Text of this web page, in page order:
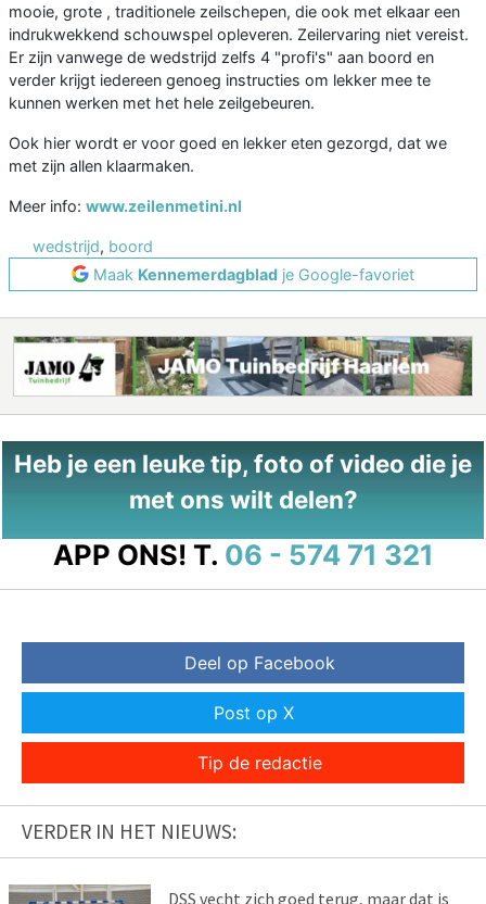
mooie, grote , traditionele zeilschepen, die ook met elkaar een
indrukwekkend schouwspel opleveren. Zeilervaring niet vereist.
Er zijn vanwege de wedstrijd zelfs 4 "profi's" aan boord en
verder krijgt iedereen genoeg instructies om lekker mee te
kunnen werken met het hele zeilgebeuren.
Ook hier wordt er voor goed en lekker eten gezorgd, dat we
met zijn allen klaarmaken.
Meer info: www.zeilenmetini.nl
wedstrijd, boord
Maak Kennemerdagblad je Google-favoriet
Heb je een leuke tip, foto of video die je
met ons wilt delen?
APP ONS! T. 06 - 574 71 321
Deel op Facebook
Post op X
Tip de redactie
VERDER IN HET NIEUWS:
DSS vecht zich goed terug, maar dat is